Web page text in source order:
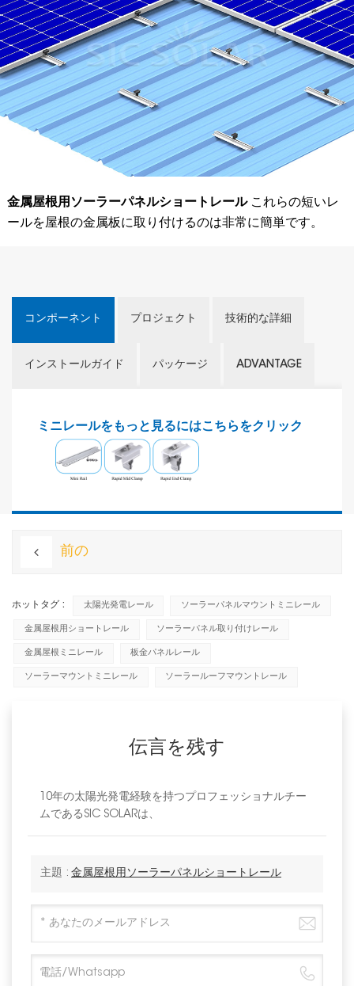
金属屋根用ソーラーパネルショートレール これらの短いレ
ールを屋根の金属板に取り付けるのは非常に簡単です。
コンポーネント プロジェクト 技術的な詳細
インストールガイド パッケージ ADVANTAGE
ミニレールをもっと見るにはこちらをクリック
前の
ホットタグ : 太陽光発電レール ソーラーパネルマウントミニレール
金属屋根用ショートレール ソーラーパネル取り付けレール
金属屋根ミニレール 板金パネルレール
ソーラーマウントミニレール ソーラールーフマウントレール
伝言を残す
10年の太陽光発電経験を持つプロフェッショナルチー
ムであるSIC SOLARは、
主題 : 金属屋根用ソーラーパネルショートレール